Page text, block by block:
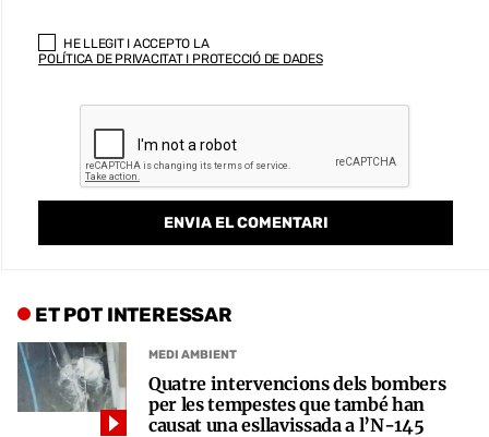
HE LLEGIT I ACCEPTO LA
POLÍTICA DE PRIVACITAT I PROTECCIÓ DE DADES
ET POT INTERESSAR
MEDI AMBIENT
Quatre intervencions dels bombers
per les tempestes que també han
causat una esllavissada a l’N-145